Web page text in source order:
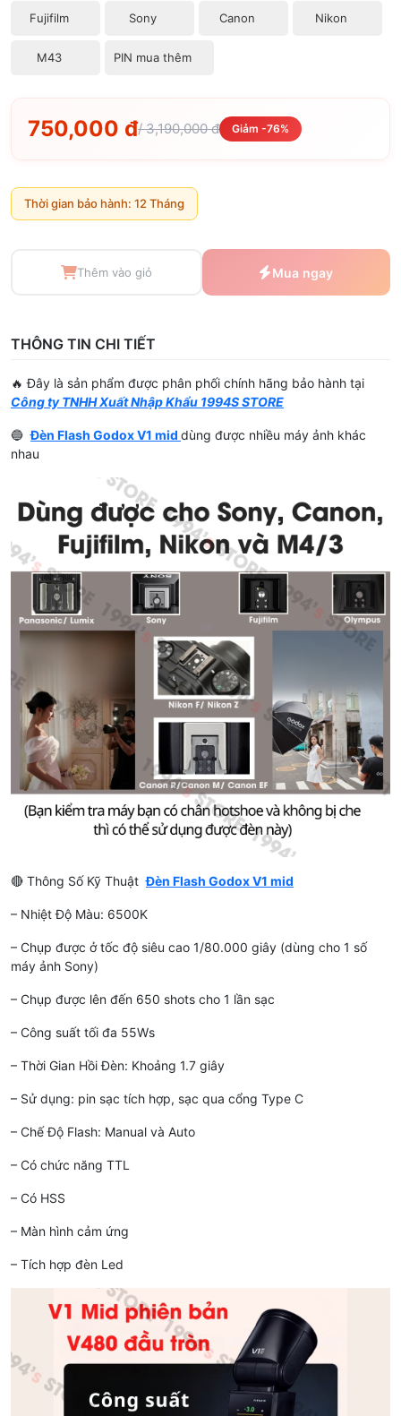
Fujifilm Sony Canon Nikon
M43 PIN mua thêm
750,000 đ/ 3,190,000 đ Giảm -76%
Thời gian bảo hành: 12 Tháng
Thêm vào giỏ Mua ngay
THÔNG TIN CHI TIẾT
🔥 Đây là sản phẩm được phân phối chính hãng bảo hành tại
Công ty TNHH Xuất Nhập Khẩu 1994S STORE
🔵Đèn Flash Godox V1 mid dùng được nhiều máy ảnh khác
nhau
🔴 Thông Số Kỹ ThuậtĐèn Flash Godox V1 mid
– Nhiệt Độ Màu: 6500K
– Chụp được ở tốc độ siêu cao 1/80.000 giây (dùng cho 1 số
máy ảnh Sony)
– Chụp được lên đến 650 shots cho 1 lần sạc
– Công suất tối đa 55Ws
– Thời Gian Hồi Đèn: Khoảng 1.7 giây
– Sử dụng: pin sạc tích hợp, sạc qua cổng Type C
– Chế Độ Flash: Manual và Auto
– Có chức năng TTL
– Có HSS
– Màn hình cảm ứng
– Tích hợp đèn Led